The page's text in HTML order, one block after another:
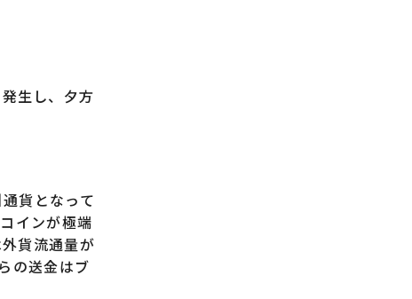
生し、夕方
貨となって
インが極端
貨流通量が
の送金はブ